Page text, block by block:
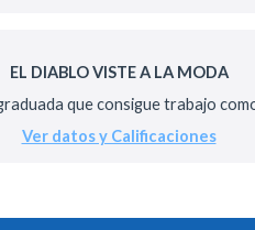
EL DIABLO VISTE A LA MODA
que consigue trabajo
Ver datos y Calificaciones